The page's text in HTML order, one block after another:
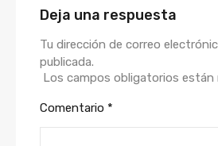
Deja una respuesta
Tu dirección de correo
publicada.
Los campos obligatorios están
Comentario *